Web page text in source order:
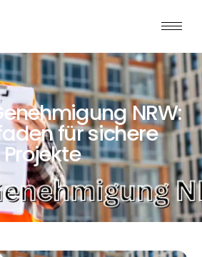
NRW:
für sichere
Projekte